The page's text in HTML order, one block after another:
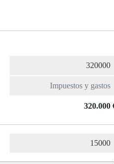
320.000